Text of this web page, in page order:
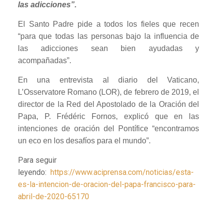
las adicciones”.
El Santo Padre pide a todos los fieles que recen
“para que todas las personas bajo la influencia de
las adicciones sean bien ayudadas y
acompañadas”.
En una entrevista al diario del Vaticano,
L’Osservatore Romano (LOR), de febrero de 2019, el
director de la Red del Apostolado de la Oración del
Papa, P. Frédéric Fornos, explicó que en las
intenciones de oración del Pontífice “encontramos
un eco en los desafíos para el mundo”.
Para seguir
leyendo: https://www.aciprensa.com/noticias/esta-
es-la-intencion-de-oracion-del-papa-francisco-para-
abril-de-2020-65170